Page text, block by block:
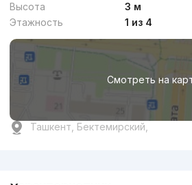
Высота
3 м
Этажность
1 из 4
Смотреть на
Ташкент, Бектемирский,